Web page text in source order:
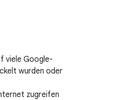
viele Google-
wurden oder
zugreifen